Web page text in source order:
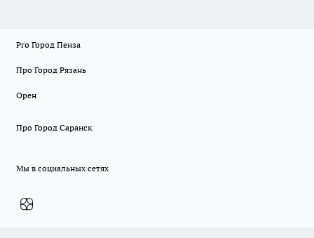
Pro Город Пенза
Про Город Рязань
Орен
Про Город Саранск
Мы в социальных сетях